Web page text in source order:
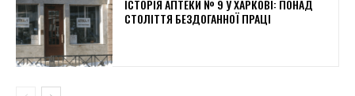
ІСТОРІЯ АПТЕКИ № 9 У ХАРКОВІ: ПОНАД
СТОЛІТТЯ БЕЗДОГАННОЇ ПРАЦІ